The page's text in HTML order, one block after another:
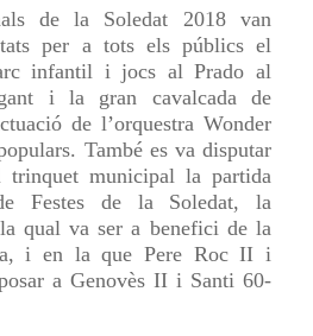
de la Soledat 2018 van
per a tots els públics el
infantil i jocs al Prado al
i la gran cavalcada de
de l’orquestra Wonder
També es va disputar
trinquet municipal la partida
Festes de la Soledat, la
qual va ser a benefici de la
i en la que Pere Roc II i
a Genovès II i Santi 60-